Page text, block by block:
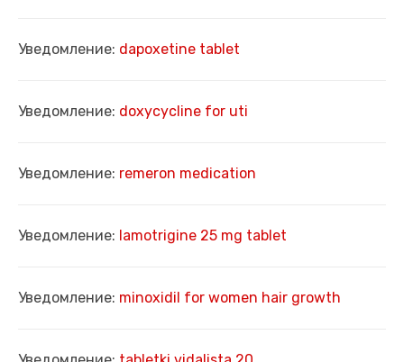
Уведомление: dapoxetine tablet
Уведомление: doxycycline for uti
Уведомление: remeron medication
Уведомление: lamotrigine 25 mg tablet
Уведомление: minoxidil for women hair growth